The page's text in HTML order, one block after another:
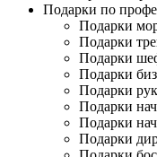
Подарки по
Подарки
Подарки
Подарки
Подарки
Подарки
Подарки
Подарки
Подарки